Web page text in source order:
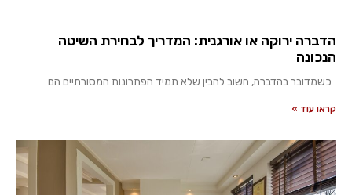
הדברה ירוקה או אורגנית: המדריך לבחירת השיטה
הנכונה
כשמדובר בהדברה, חשוב להבין שלא תמיד הפתרונות המסורתיים הם
קראו עוד »